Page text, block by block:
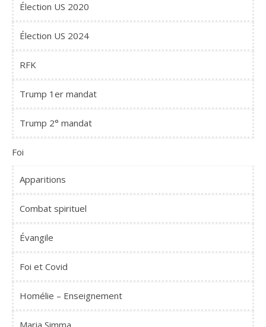
Élection US 2020
Élection US 2024
RFK
Trump 1er mandat
Trump 2° mandat
Foi
Apparitions
Combat spirituel
Évangile
Foi et Covid
Homélie – Enseignement